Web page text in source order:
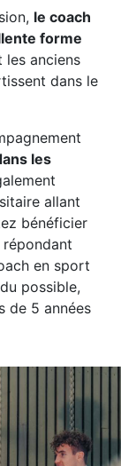
le coach
forme
les anciens
dans le
les
allant
bénéficier
en sport
possible,
de 5 années